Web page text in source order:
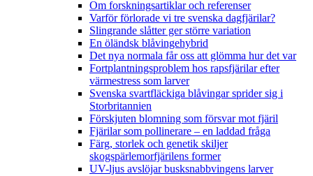
Om forskningsartiklar och referenser
Varför förlorade vi tre svenska dagfjärilar?
Slingrande slåtter ger större variation
En öländsk blåvingehybrid
Det nya normala får oss att glömma hur det var
Fortplantningsproblem hos rapsfjärilar efter
värmestress som larver
Svenska svartfläckiga blåvingar sprider sig i
Storbritannien
Förskjuten blomning som försvar mot fjäril
Fjärilar som pollinerare – en laddad fråga
Färg, storlek och genetik skiljer
skogspärlemorfjärilens former
UV-ljus avslöjar busksnabbvingens larver